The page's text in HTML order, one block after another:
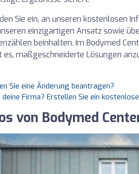
Sie ein, an unseren kostenlosen
einzigartigen Ansatz sowie
beinhalten. Im Bodymed
es, maßgeschneiderte Lösungen
Sie eine Änderung beantragen?
deine Firma? Erstellen Sie ein
von Bodymed